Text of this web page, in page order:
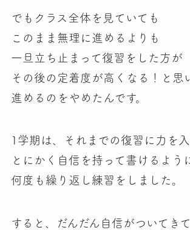
でもクラス全体を見ていても
このまま無理に進めるよりも
一旦立ち止まって復習をした方が
その後の定着度が高くなる！
と思
進めるのをやめたんです。
1学期は、それまでの復習に力を
とにかく自信を持って書けるよう
何度も繰り返し練習をしました。
すると、だんだん自信がついてきて